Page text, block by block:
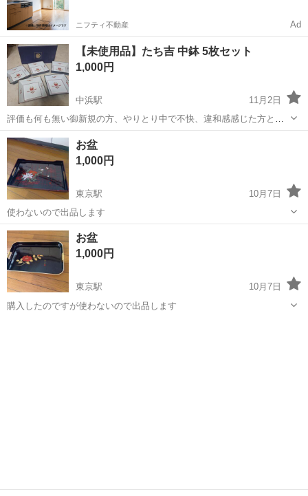
ニフティ不動産 Ad
【未使用品】たち吉 中鉢 5枚セット
1,000円
中浜駅
11月2日
評価も何も無い御新規の方、やりとり中で不快、違和感感じた方との
お取引きはお断りしますm(_ _)m 自己紹介文必読（稀に表示されない
ことがありますので見れない場合は一言お願いします。） 未使用品で
すが長期保管品、間の和紙...
鳥取 境港市 中浜駅
お盆
1,000円
東京駅
10月7日
使わないので出品します
鳥取 鳥取市 東京駅
お盆
1,000円
東京駅
10月7日
購入したのですが使わないので出品します